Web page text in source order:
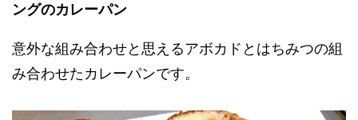
ングのカレーパン
意外な組み合わせと思えるアボカドとはちみつの組
み合わせたカレーパンです。